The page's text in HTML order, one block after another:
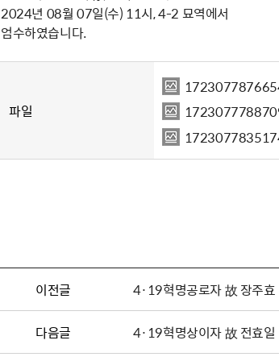
2024년 08월 07일(수) 11시, 4-2 묘역에서
엄수하였습니다.
파일
이전글 4·19혁명공로자 故 장주효
다음글 4·19혁명상이자 故 전효일